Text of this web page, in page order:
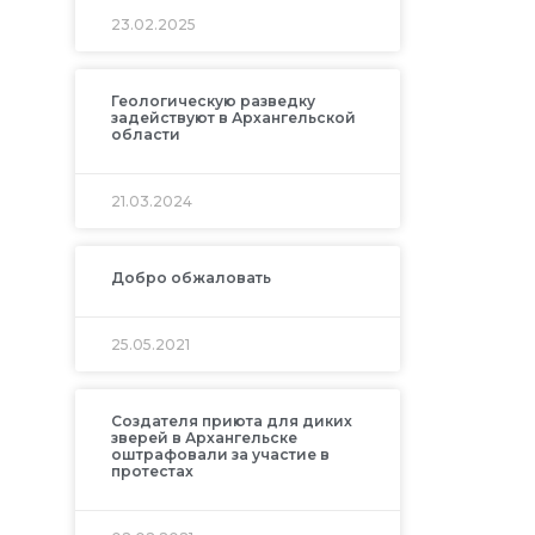
23.02.2025
Геологическую разведку
задействуют в Архангельской
области
21.03.2024
Добро обжаловать
25.05.2021
Создателя приюта для диких
зверей в Архангельске
оштрафовали за участие в
протестах